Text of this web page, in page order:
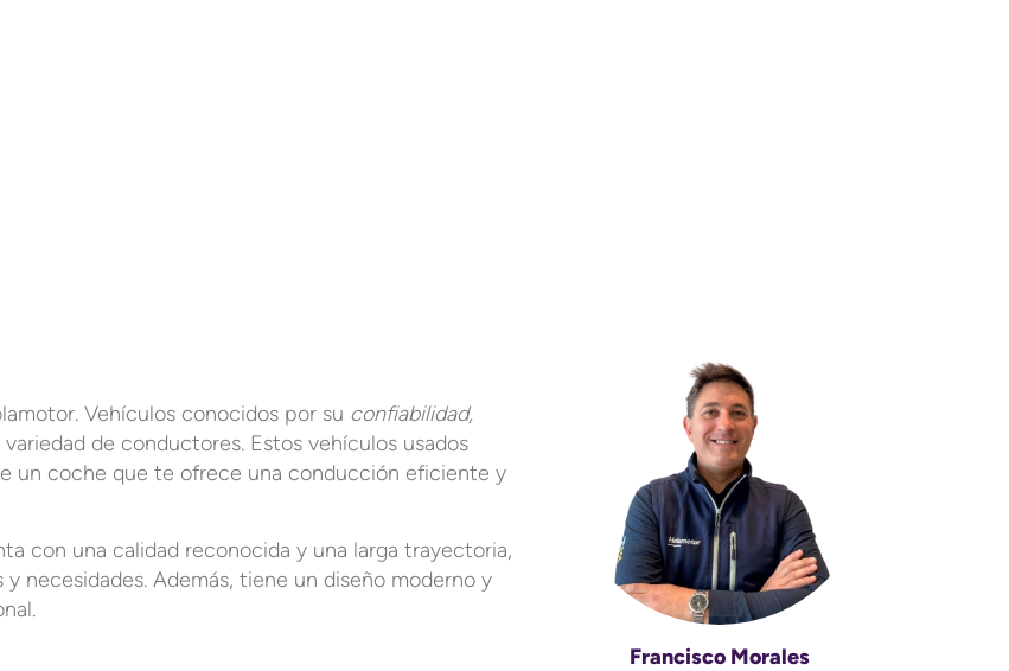
Vehículos conocidos por su confiabilidad,
de conductores. Estos vehículos usados
un coche que te ofrece una conducción eficiente y
con una calidad reconocida y una larga trayectoria,
necesidades. Además, tiene un diseño moderno y
Francisco Morales